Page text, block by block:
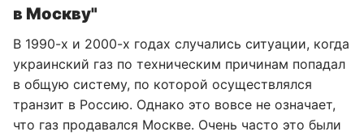
в Москву"
В 1990-х и 2000-х годах случались ситуации, когда
украинский газ по техническим причинам попадал
в общую систему, по которой осуществлялся
транзит в Россию. Однако это вовсе не означает,
что газ продавался Москве. Очень часто это были